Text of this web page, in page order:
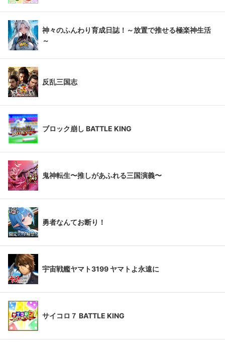
神々のふんわり育成日誌！～放置で推せる極楽神生活
～
反乱三国志
ブロック崩し BATTLE KING
鬼神転生〜推しがあふれる三国演義〜
勇者なんてお断り！
宇宙戦艦ヤマト3199 ヤマトよ永遠に
サイコロ７ BATTLE KING